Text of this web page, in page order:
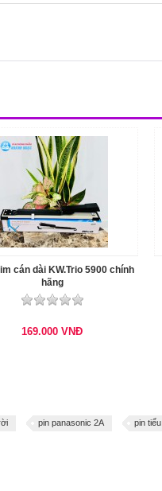
cán dài KW.Trio 5900 chính
hãng
169.000VNĐ
pin panasonic 2A pin tiểu